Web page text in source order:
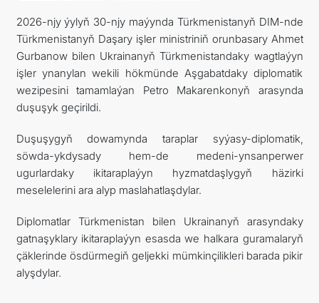
2026-njy ýylyň 30-njy maýynda Türkmenistanyň DIM-nde
Türkmenistanyň Daşary işler ministriniň orunbasary Ahmet
Gurbanow bilen Ukrainanyň Türkmenistandaky wagtlaýyn
işler ynanylan wekili hökmünde Aşgabatdaky diplomatik
wezipesini tamamlaýan Petro Makarenkonyň arasynda
duşuşyk geçirildi.
Duşuşygyň dowamynda taraplar syýasy-diplomatik,
söwda-ykdysady hem-de medeni-ynsanperwer
ugurlardaky ikitaraplaýyn hyzmatdaşlygyň häzirki
meselelerini ara alyp maslahatlaşdylar.
Diplomatlar Türkmenistan bilen Ukrainanyň arasyndaky
gatnaşyklary ikitaraplaýyn esasda we halkara guramalaryň
çäklerinde ösdürmegiň geljekki mümkinçilikleri barada pikir
alyşdylar.